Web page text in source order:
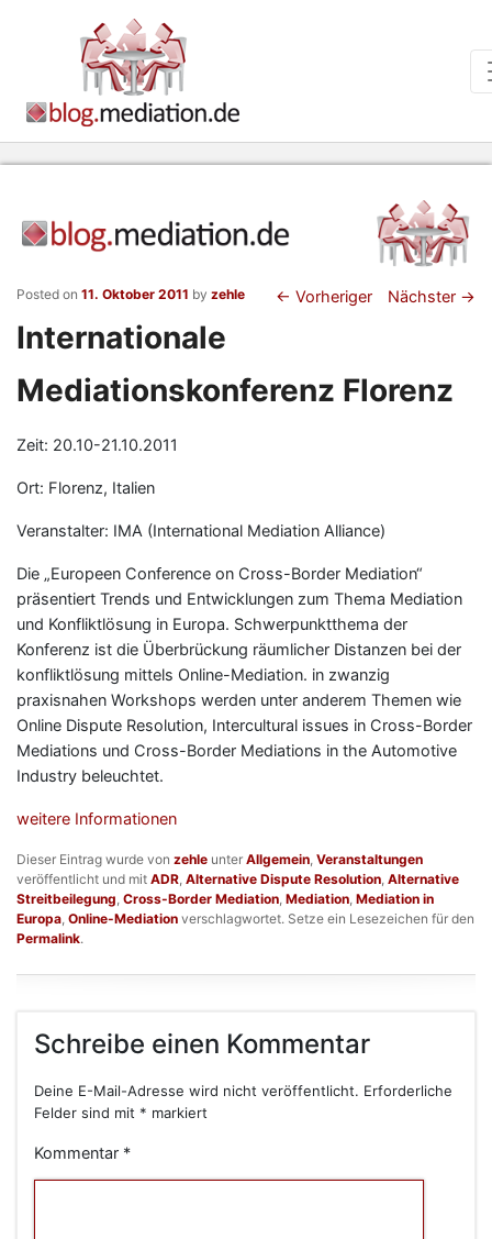
← Vorheriger Nächster →
Internationale
Mediationskonferenz Florenz
Posted on 11. Oktober 2011 by zehle
Zeit: 20.10-21.10.2011
Ort: Florenz, Italien
Veranstalter: IMA (International Mediation Alliance)
Die „Europeen Conference on Cross-Border Mediation“
präsentiert Trends und Entwicklungen zum Thema Mediation
und Konfliktlösung in Europa. Schwerpunktthema der
Konferenz ist die Überbrückung räumlicher Distanzen bei der
konfliktlösung mittels Online-Mediation. in zwanzig
praxisnahen Workshops werden unter anderem Themen wie
Online Dispute Resolution, Intercultural issues in Cross-Border
Mediations und Cross-Border Mediations in the Automotive
Industry beleuchtet.
weitere Informationen
Dieser Eintrag wurde von zehle unter Allgemein Veranstaltungen
veröffentlicht und mit ADR Alternative Dispute Resolution Alternative
Streitbeilegung Cross-Border Mediation Mediation Mediation in
Europa Online-Mediation verschlagwortet. Setze ein Lesezeichen für den
Permalink.
Schreibe einen Kommentar
Deine E-Mail-Adresse wird nicht veröffentlicht. Erforderliche
Felder sind mit * markiert
Kommentar *